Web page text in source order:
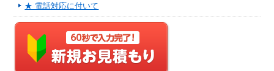
★ 電話対応に付いて